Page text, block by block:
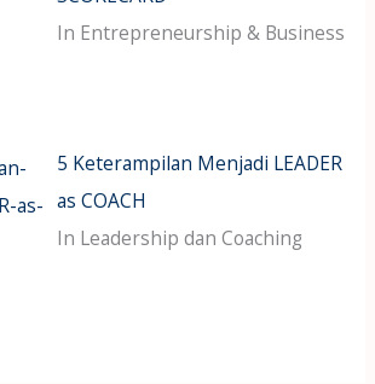
In Entrepreneurship & Business
5 Keterampilan Menjadi LEADER
as COACH
In Leadership dan Coaching